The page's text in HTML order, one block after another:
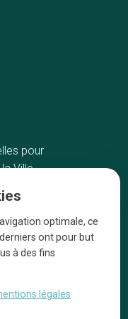
pour
Ville
de nous
optimale, ce
ont pour but
à des fins
légales